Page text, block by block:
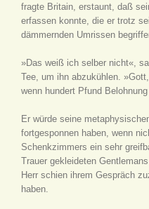
fragte Britain, erstaunt, daß
erfassen konnte, die er trotz
dämmernden Umrissen
»Das weiß ich selber nicht«,
Tee, um ihn abzukühlen.
wenn hundert Pfund
Er würde seine
fortgesponnen haben, wenn
Schenkzimmers ein sehr
Trauer gekleideten
Herr schien ihrem Gespräch
haben.